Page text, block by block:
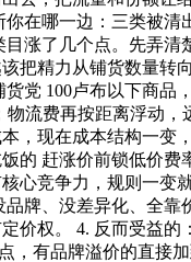
你在哪一边：三类被清
目涨了几个点。先弄清
把精力从铺货数量转
货党 100卢布以下商品
物流费再按距离浮动，
，现在成本结构一变
的 赶涨价前锁低价费
心竞争力，规则一变
品牌、没差异化、全靠
价权。 4. 反而受益的
，有品牌溢价的直接